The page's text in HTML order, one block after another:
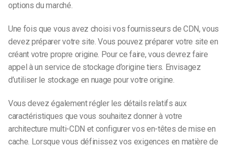
options du marché.
Une fois que vous avez choisi vos fournisseurs de CDN, vous
devez préparer votre site. Vous pouvez préparer votre site en
créant votre propre origine. Pour ce faire, vous devrez faire
appel à un service de stockage d’origine tiers. Envisagez
d’utiliser le stockage en nuage pour votre origine.
Vous devez également régler les détails relatifs aux
caractéristiques que vous souhaitez donner à votre
architecture multi-CDN et configurer vos en-têtes de mise en
cache. Lorsque vous définissez vos exigences en matière de